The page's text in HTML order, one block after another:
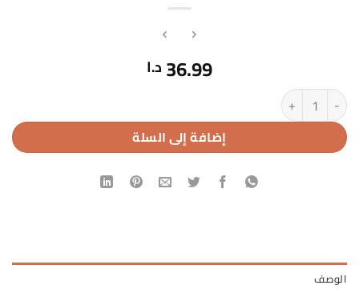
36.99 د.ا
كمية درل شحن 21V PRESCOTT
إضافة إلى السلة
الوصف